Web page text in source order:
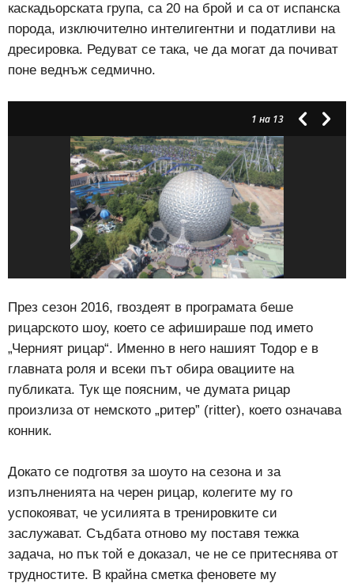
каскадьорската група, са 20 на брой и са от испанска
порода, изключително интелигентни и податливи на
дресировка. Редуват се така, че да могат да почиват
поне веднъж седмично.
1 на 13
През сезон 2016, гвоздеят в програмата беше
рицарското шоу, което се афишираше под името
„Черният рицар“. Именно в него нашият Тодор е в
главната роля и всеки път обира овациите на
публиката. Тук ще поясним, че думата рицар
произлиза от немското „ритер” (ritter), което означава
конник.
Докато се подготвя за шоуто на сезона и за
изпълненията на черен рицар, колегите му го
успокояват, че усилията в тренировките си
заслужават. Съдбата отново му поставя тежка
задача, но пък той е доказал, че не се притеснява от
трудностите. В крайна сметка феновете му